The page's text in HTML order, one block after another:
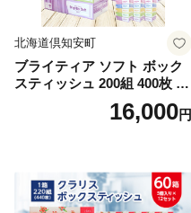
北海道倶知安町
ブライティア ソフト ボック
スティッシュ 200組 400枚 60
箱 日本製 まとめ買い ティッ
シュ リサイクル 長持 防災 常
倶知安町 日用品
16,000円